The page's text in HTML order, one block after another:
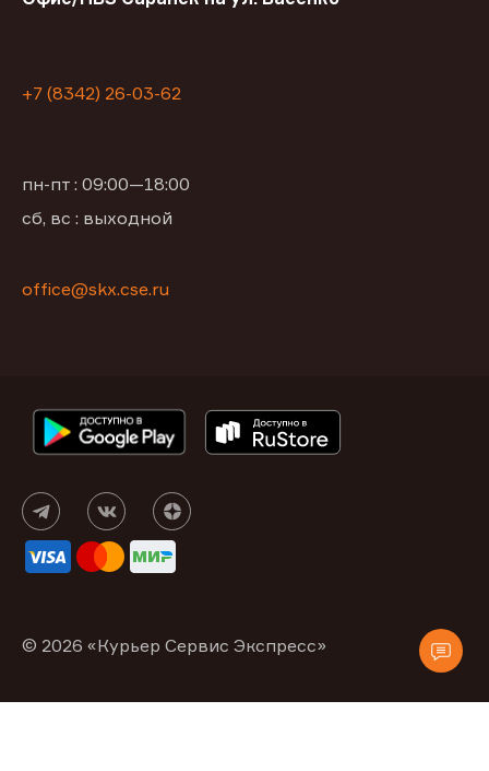
+7 (8342) 26-03-62
пн-пт : 09:00—18:00
сб, вс : выходной
office@skx.cse.ru
© 2026 «Курьер Сервис Экспресс»